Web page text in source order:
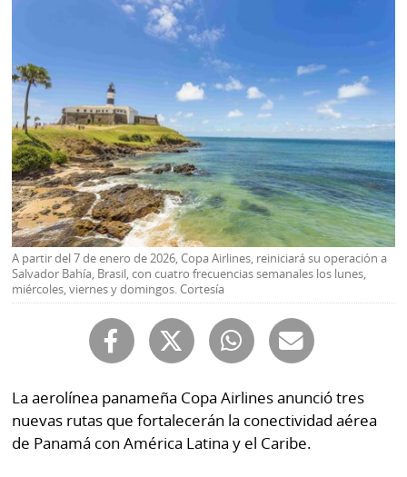
Historias
SERVICIOS
E-
Paper
Buscador
Comunicados
Catálogos
Luctuosas
Contenido
de
marcas
RSS
Temas
Autores
Notas
Buenas
prácticas
A partir del 7 de enero de 2026, Copa Airlines, reiniciará su operación a
Salvador Bahía, Brasil, con cuatro frecuencias semanales los lunes,
miércoles, viernes y domingos. Cortesía
La aerolínea panameña Copa Airlines anunció tres
nuevas rutas que fortalecerán la conectividad aérea
de Panamá con América Latina y el Caribe.